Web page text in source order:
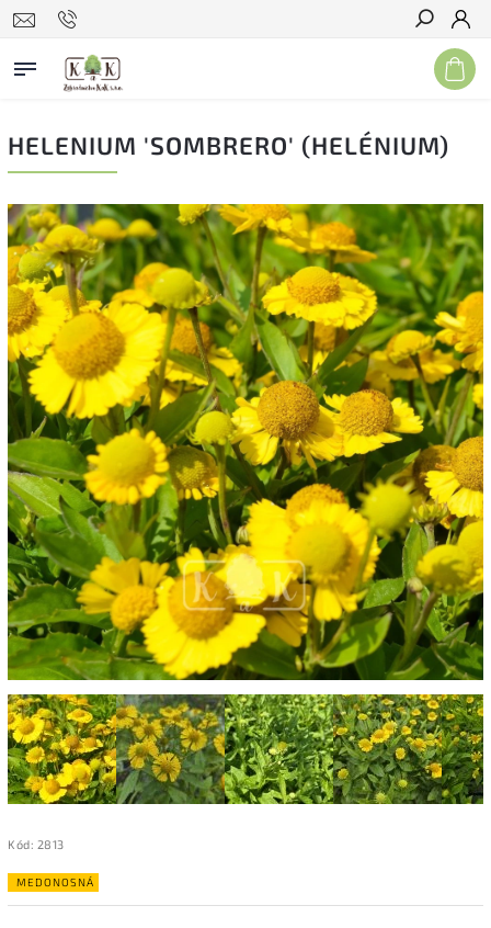
Hľadať
HELENIUM 'SOMBRERO' (HELÉNIUM)
Kód: 2813
MEDONOSNÁ